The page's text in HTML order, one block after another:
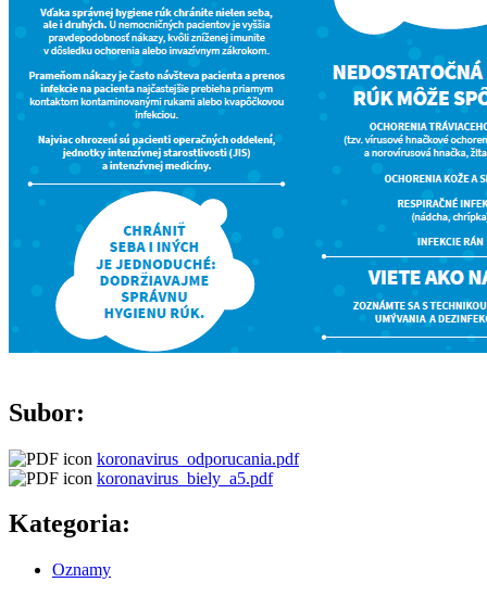
Subor:
koronavirus_odporucania.pdf
koronavirus_biely_a5.pdf
Kategoria:
Oznamy